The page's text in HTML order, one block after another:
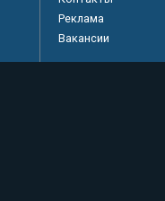
Реклама
Вакансии